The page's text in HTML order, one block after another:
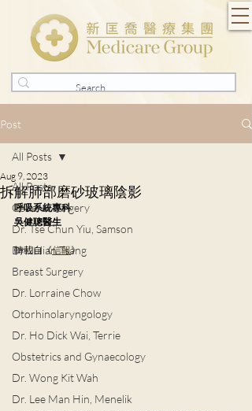
Post
All Posts
General Surgery
Dr. Tse Chun Yiu, Samson
Dr. Julian Tsang
Breast Surgery
Dr. Lorraine Chow
Otorhinolaryngology
Dr. Ho Dick Wai, Terrie
Obstetrics and Gynaecology
Dr. Wong Kit Wah
Dr. Lee Man Hin, Menelik
All Posts
拆解肺部磨砂玻璃陰影
Aug 9, 2023
呼吸系統專科
吳健聰醫生
轉載自《信報》